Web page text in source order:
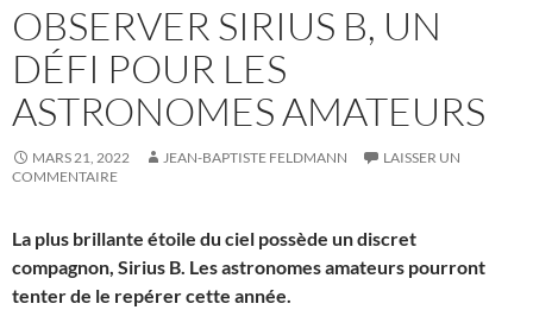
OBSERVER SIRIUS B, UN
DÉFI POUR LES
ASTRONOMES AMATEURS
MARS 21, 2022 JEAN-BAPTISTE FELDMANN
LAISSER UN
COMMENTAIRE
La plus brillante étoile du ciel possède un discret
compagnon, Sirius B. Les astronomes amateurs pourront
tenter de le repérer cette année.